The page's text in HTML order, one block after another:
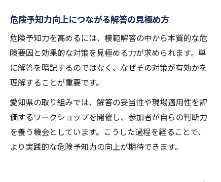
危険予知力向上につながる解答の見極め方
危険予知力を高めるには、模範解答の中から本質的な危
険要因と効果的な対策を見極める力が求められます。単
に解答を暗記するのではなく、なぜその対策が有効かを
理解することが重要です。
愛知県の取り組みでは、解答の妥当性や現場適用性を評
価するワークショップを開催し、参加者が自らの判断力
を養う機会としています。こうした過程を経ることで、
より実践的な危険予知力の向上が期待できます。